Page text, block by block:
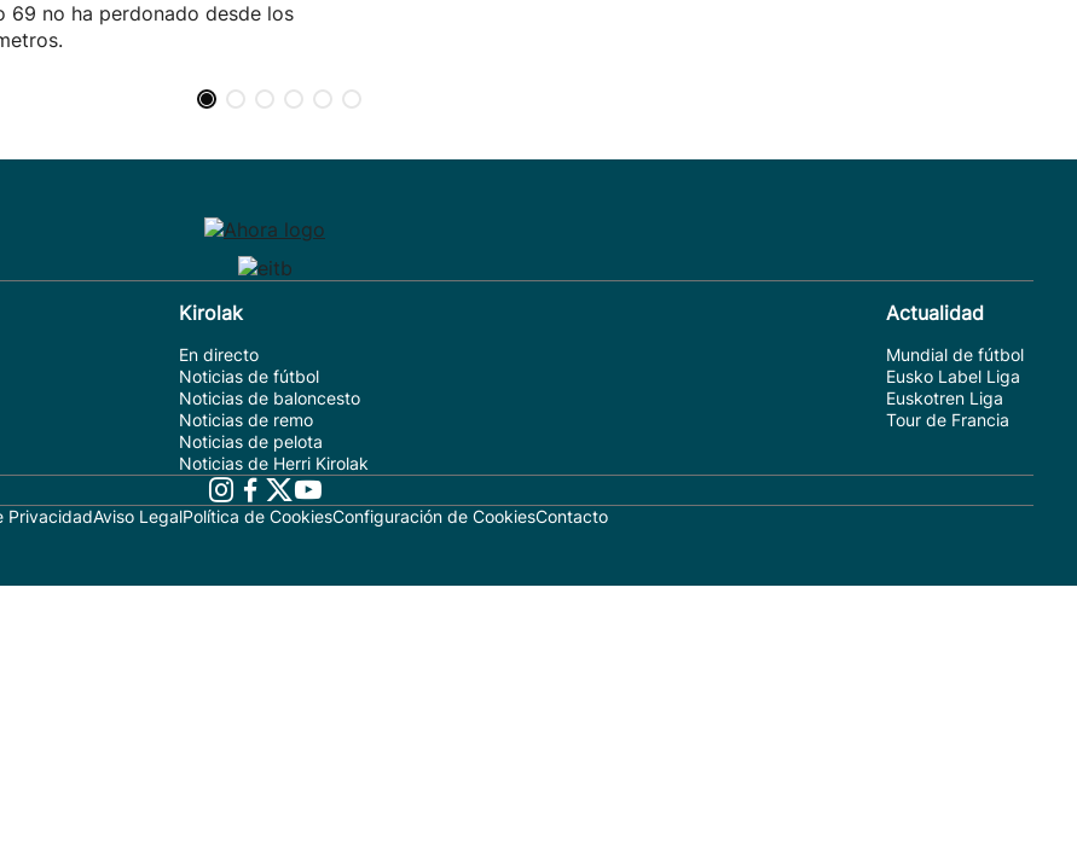
69 no ha perdonado desde los
Kirolak
En directo
Noticias de fútbol
Noticias de baloncesto
Noticias de remo
Noticias de pelota
Noticias de Herri Kirolak
Actualidad
Mundial de fútbol
Eusko Label Liga
Euskotren Liga
Tour de Francia
PrivacidadAviso LegalPolítica de CookiesConfiguración de CookiesContacto